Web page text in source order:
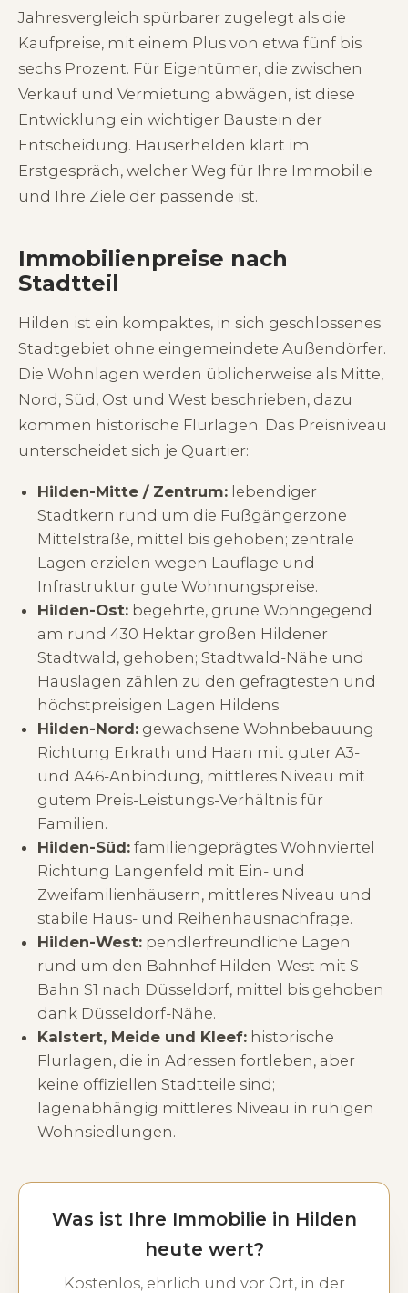
Jahresvergleich spürbarer zugelegt als die
Kaufpreise, mit einem Plus von etwa fünf bis
sechs Prozent. Für Eigentümer, die zwischen
Verkauf und Vermietung abwägen, ist diese
Entwicklung ein wichtiger Baustein der
Entscheidung. Häuserhelden klärt im
Erstgespräch, welcher Weg für Ihre Immobilie
und Ihre Ziele der passende ist.
Immobilienpreise nach
Stadtteil
Hilden ist ein kompaktes, in sich geschlossenes
Stadtgebiet ohne eingemeindete Außendörfer.
Die Wohnlagen werden üblicherweise als Mitte,
Nord, Süd, Ost und West beschrieben, dazu
kommen historische Flurlagen. Das Preisniveau
unterscheidet sich je Quartier:
Hilden-Mitte / Zentrum:lebendiger
Stadtkern rund um die Fußgängerzone
Mittelstraße, mittel bis gehoben; zentrale
Lagen erzielen wegen Lauflage und
Infrastruktur gute Wohnungspreise.
Hilden-Ost:begehrte, grüne Wohngegend
am rund 430 Hektar großen Hildener
Stadtwald, gehoben; Stadtwald-Nähe und
Hauslagen zählen zu den gefragtesten und
höchstpreisigen Lagen Hildens.
Hilden-Nord:gewachsene Wohnbebauung
Richtung Erkrath und Haan mit guter A3-
und A46-Anbindung, mittleres Niveau mit
gutem Preis-Leistungs-Verhältnis für
Familien.
Hilden-Süd:familiengeprägtes Wohnviertel
Richtung Langenfeld mit Ein- und
Zweifamilienhäusern, mittleres Niveau und
stabile Haus- und Reihenhausnachfrage.
Hilden-West:pendlerfreundliche Lagen
rund um den Bahnhof Hilden-West mit S-
Bahn S1 nach Düsseldorf, mittel bis gehoben
dank Düsseldorf-Nähe.
Kalstert, Meide und Kleef:historische
Flurlagen, die in Adressen fortleben, aber
keine offiziellen Stadtteile sind;
lagenabhängig mittleres Niveau in ruhigen
Wohnsiedlungen.
Was ist Ihre Immobilie in Hilden
heute wert?
Kostenlos, ehrlich und vor Ort, in der